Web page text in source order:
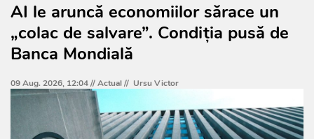
AI le aruncă economiilor sărace un
„colac de salvare”. Condiția pusă de
Banca Mondială
09 Aug. 2026, 12:04 //Actual// Ursu Victor